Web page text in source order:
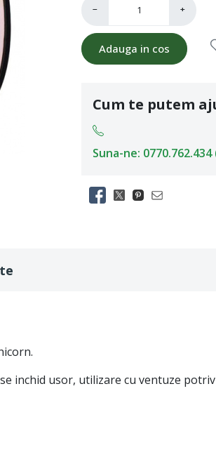
− +
Adauga in cos
Cum te putem
Suna-ne:
inchid usor, utilizare cu ventuze